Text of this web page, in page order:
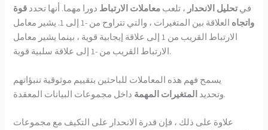
فيتحليل الانحدار ، تلعب معاملات الارتباط دورا مهما. أنها تحدد قوة
واتجاه
العلاقة بين المتغيرات ، والتي تتراوح من -1 إلى 1. يشير معامل
الارتباط القريب من 1 إلى علاقة إيجابية قوية ، بينما يشير معامل
الارتباط القريب من -1 إلى علاقة سلبية قوية.
يسمح فهم هذه المعاملات للباحثين بتقييم موثوقية تنبؤاتهم
وتحديد المتغيرات المهمة داخل مجموعات البيانات المعقدة.
علاوة على ذلك ، فإن قدرة الانحدار على التكيف مع مجموعات